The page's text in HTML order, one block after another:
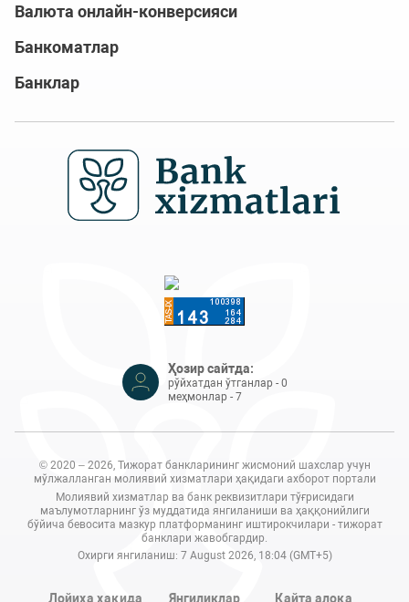
Валюта онлайн-конверсияси
Банкоматлар
Банклар
Ҳозир сайтда:
рўйхатдан ўтганлар - 0
меҳмонлар - 7
© 2020 – 2026, Тижорат банкларининг жисмоний шахслар учун
мўлжалланган молиявий хизматлари ҳақидаги ахборот портали
Молиявий хизматлар ва банк реквизитлари тўғрисидаги
маълумотларнинг ўз муддатида янгиланиши ва ҳаққонийлиги
бўйича бевосита мазкур платформанинг иштирокчилари - тижорат
банклари жавобгардир.
Охирги янгиланиш: 7 August 2026, 18:04 (GMT+5)
Лойиҳа ҳақида Янгиликлар Қайта алоқа